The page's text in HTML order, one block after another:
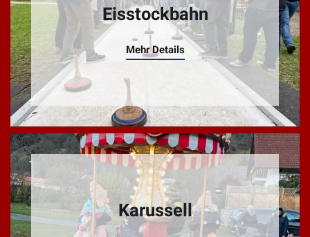
Eisstockbahn
Mehr Details
Karussell